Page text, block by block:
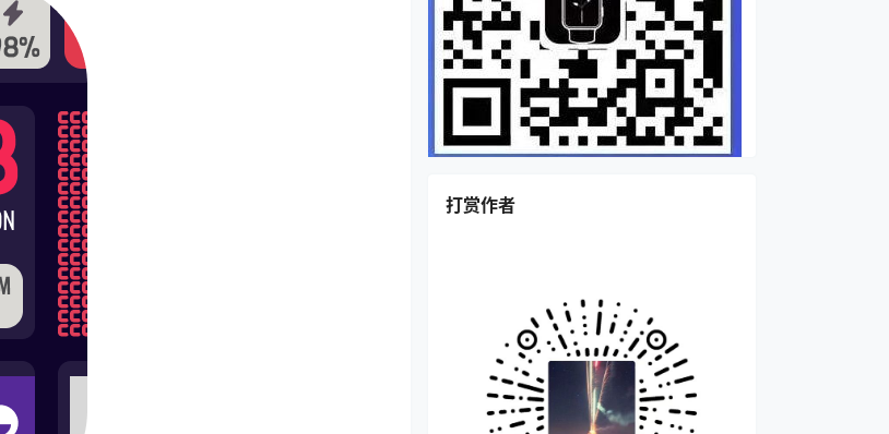
打赏作者